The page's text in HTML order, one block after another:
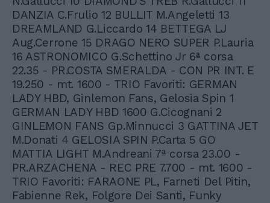
DANZIA C.Frulio 12 BULLIT M.Angeletti 13
DREAMLAND G.Liccardo 14 BETTEGA LJ
Aug.Cerrone 15 DRAGO NERO SUPER P.Lauria
16 ASTRONOMICO G.Schettino Jr 6ª corsa
22.35 - PR.COSTA SMERALDA - CON PR INT. E
19.250 - mt. 1600 - TRIO Favoriti: GERMAN
LADY HBD, Ginlemon Fans, Gelosia Spin 1
GERMAN LADY HBD 1600 G.Cicognani 2
GINLEMON FANS Gp.Minnucci 3 GATTINA JET
M.Donati 4 GELOSIA SPIN P.Carta 5 GO
MATTIA LIGHT M.Andreani 7ª corsa 23.00 -
PR.ARZACHENA - REC PRE 7.700 - mt. 1600 -
TRIO Favoriti: FARAONE PL, Farneti Del Pitin,
Fabienne Rek, Folgore Dei Santi, Funky